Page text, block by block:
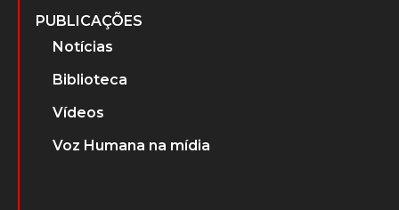
PUBLICAÇÕES
Notícias
Biblioteca
Vídeos
Voz Humana na mídia